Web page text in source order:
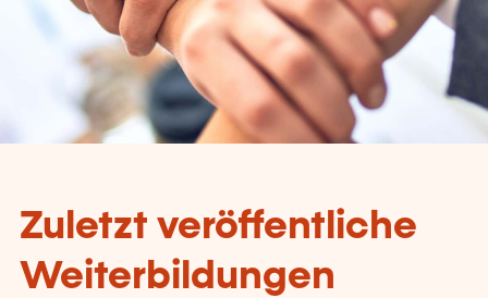
Zuletzt veröffentliche
Weiterbildungen